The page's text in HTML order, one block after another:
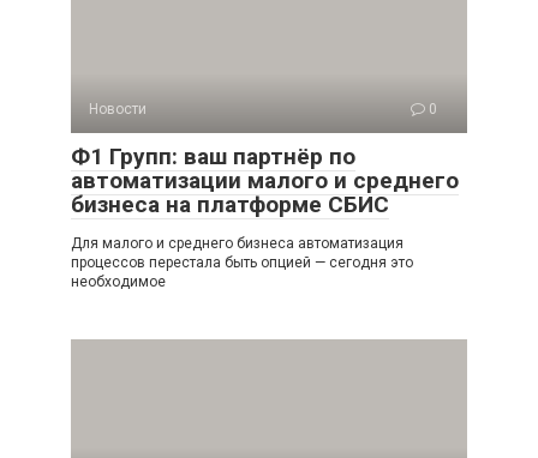
Новости 0
Ф1 Групп: ваш партнёр по
автоматизации малого и среднего
бизнеса на платформе СБИС
Для малого и среднего бизнеса автоматизация
процессов перестала быть опцией — сегодня это
необходимое